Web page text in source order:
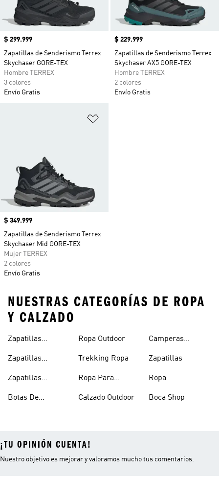
Precio
$ 299.999
Zapatillas de Senderismo Terrex
Skychaser GORE-TEX
Hombre TERREX
3 colores
Envío Gratis
Precio
$ 229.999
Zapatillas de Senderismo Terrex
Skychaser AX5 GORE-TEX
Hombre TERREX
2 colores
Envío Gratis
Precio
$ 349.999
Zapatillas de Senderismo Terrex
Skychaser Mid GORE-TEX
Mujer TERREX
2 colores
Envío Gratis
NUESTRAS CATEGORÍAS DE ROPA
Y CALZADO
Zapatillas
Zapatillas
Zapatillas
Botas De
Ropa Outdoor
Trekking Ropa
Ropa Para
Calzado Outdoor
Camperas
Zapatillas
Ropa
Boca Shop
¡TU OPINIÓN CUENTA!
Nuestro objetivo es mejorar y valoramos mucho tus comentarios.